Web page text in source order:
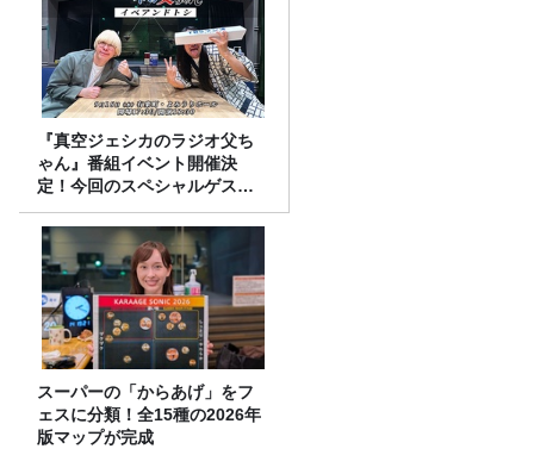
『真空ジェシカのラジオ父ち
ゃん』番組イベント開催決
定！今回のスペシャルゲスト
は、タカアンドトシ！
スーパーの「からあげ」をフ
ェスに分類！全15種の2026年
版マップが完成